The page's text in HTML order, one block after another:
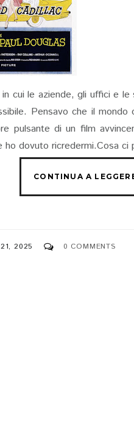
cui le aziende, gli uffici e
Pensavo che il
pulsante di un film
dovuto ricredermi.Cosa
2025 0 COMMENTS